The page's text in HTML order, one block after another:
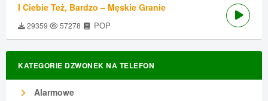
I Ciebie Też, Bardzo – Męskie Granie
29359 57278 POP
KATEGORIE DZWONEK NA TELEFON
Alarmowe